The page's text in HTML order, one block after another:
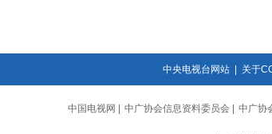
中央电视台网站| 关于
中国电视网 中广协会信息资料委员会 中广协